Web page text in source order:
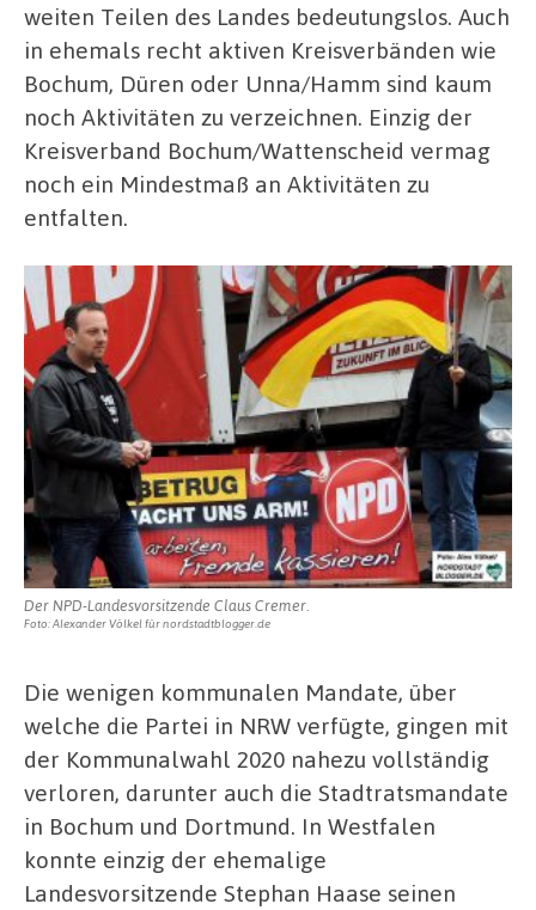
weiten Teilen des Landes bedeutungslos. Auch
in ehemals recht aktiven Kreisverbänden wie
Bochum, Düren oder Unna/Hamm sind kaum
noch Aktivitäten zu verzeichnen. Einzig der
Kreisverband Bochum/Wattenscheid vermag
noch ein Mindestmaß an Aktivitäten zu
entfalten.
Der NPD-Landesvorsitzende Claus Cremer.
Foto: Alexander Völkel für nordstadtblogger.de
Die wenigen kommunalen Mandate, über
welche die Partei in NRW verfügte, gingen mit
der Kommunalwahl 2020 nahezu vollständig
verloren, darunter auch die Stadtratsmandate
in Bochum und Dortmund. In Westfalen
konnte einzig der ehemalige
Landesvorsitzende Stephan Haase seinen